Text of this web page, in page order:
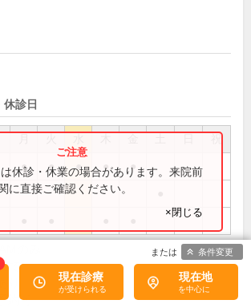
診日
祝
● ● ● ● ●
休診・休業の場合があります。来院前
に直接ご確認ください。
×閉じる
で
り
約可
現在診療 現在地
条件変更